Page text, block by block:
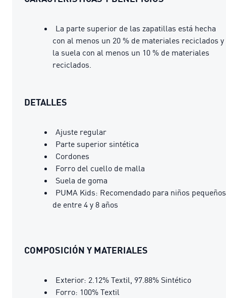
La parte superior de las zapatillas está hecha
con al menos un 20 % de materiales reciclados y
la suela con al menos un 10 % de materiales
reciclados.
DETALLES
Ajuste regular
Parte superior sintética
Cordones
Forro del cuello de malla
Suela de goma
PUMA Kids: Recomendado para niños pequeños
de entre 4 y 8 años
COMPOSICIÓN Y MATERIALES
Exterior: 2.12% Textil, 97.88% Sintético
Forro: 100% Textil